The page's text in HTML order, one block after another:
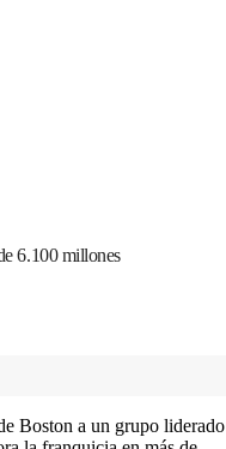
6.100 millones
Boston a un grupo liderado